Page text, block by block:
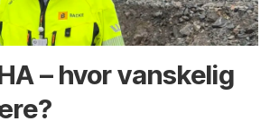
– hvor vanskelig